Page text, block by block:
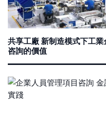
共享工廠 新制造模式下工
咨詢的價值